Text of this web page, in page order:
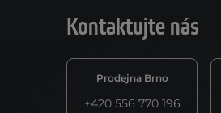
Kontaktujte nás
Prodejna Brno
+420 556 770 196